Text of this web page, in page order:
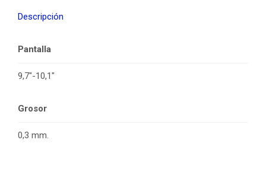
Descripción
Pantalla
9,7″-10,1″
Grosor
0,3 mm.